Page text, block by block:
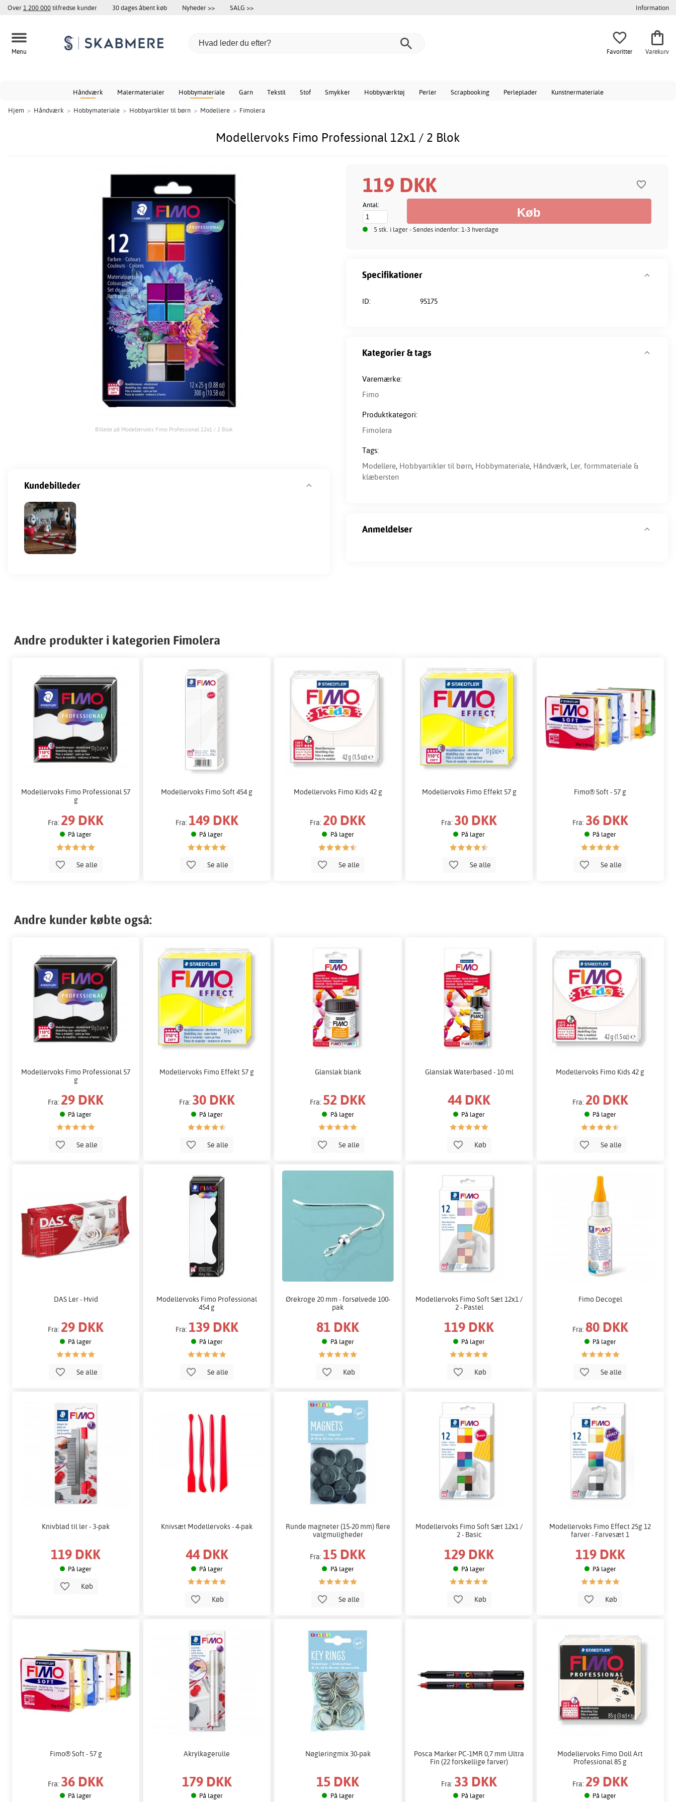
Over1 200 000tilfredse kunder 30 dages åbent køb Nyheder >> SALG >> Information
Menu Favoritter Varekurv
Håndværk Malermaterialer Hobbymateriale Garn Tekstil Stof Smykker Hobbyværktøj Perler Scrapbooking Perleplader Kunstnermateriale
Hjem > Håndværk > Hobbymateriale > Hobbyartikler til børn > Modellere > Fimolera
Modellervoks Fimo Professional 12x1 / 2 Blok
Billede på Modellervoks Fimo Professional 12x1 / 2 Blok
119 DKK
Antal:
5 stk. i lager - Sendes indenfor: 1-3 hverdage
Specifikationer
ID: 95175
Kategorier & tags
Varemærke:
Fimo
Produktkategori:
Fimolera
Tags:
Modellere, Hobbyartikler til børn, Hobbymateriale, Håndværk, Ler, formmateriale &
klæbersten
Kundebilleder
Anmeldelser
Andre produkter i kategorien Fimolera
Modellervoks Fimo Professional 57
g
Fra: 29 DKK
På lager
Se alle
Modellervoks Fimo Soft 454 g
Fra: 149 DKK
På lager
Se alle
Modellervoks Fimo Kids 42 g
Fra: 20 DKK
På lager
Se alle
Modellervoks Fimo Effekt 57 g
Fra: 30 DKK
På lager
Se alle
Fimo® Soft - 57 g
Fra: 36 DKK
På lager
Se alle
Andre kunder købte også:
Modellervoks Fimo Professional 57
g
Fra: 29 DKK
På lager
Se alle
Modellervoks Fimo Effekt 57 g
Fra: 30 DKK
På lager
Se alle
Glanslak blank
Fra: 52 DKK
På lager
Se alle
Glanslak Waterbased - 10 ml
44 DKK
På lager
Køb
Modellervoks Fimo Kids 42 g
Fra: 20 DKK
På lager
Se alle
DAS Ler - Hvid
Fra: 29 DKK
På lager
Se alle
Modellervoks Fimo Professional
454 g
Fra: 139 DKK
På lager
Se alle
Ørekroge 20 mm - forsølvede 100-
pak
81 DKK
På lager
Køb
Modellervoks Fimo Soft Sæt 12x1 /
2 - Pastel
119 DKK
På lager
Køb
Fimo Decogel
Fra: 80 DKK
På lager
Se alle
Knivblad til ler - 3-pak
119 DKK
På lager
Køb
Knivsæt Modellervoks - 4-pak
44 DKK
På lager
Køb
Runde magneter (15-20 mm) flere
valgmuligheder
Fra: 15 DKK
På lager
Se alle
Modellervoks Fimo Soft Sæt 12x1 /
2 - Basic
129 DKK
På lager
Køb
Modellervoks Fimo Effect 25g 12
farver - Farvesæt 1
119 DKK
På lager
Køb
Fimo® Soft - 57 g
Fra: 36 DKK
På lager
Akrylkagerulle
179 DKK
På lager
Nøgleringmix 30-pak
15 DKK
På lager
Posca Marker PC-1MR 0,7 mm Ultra
Fin (22 forskellige farver)
Fra: 33 DKK
På lager
Modellervoks Fimo Doll Art
Professional 85 g
Fra: 29 DKK
På lager